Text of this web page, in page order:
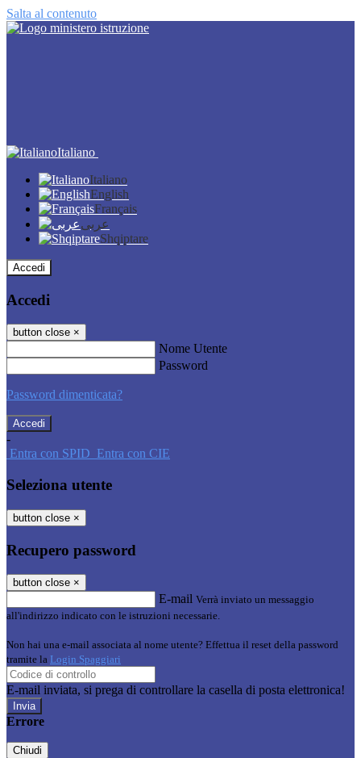
Salta al contenuto
Italiano
Italiano
English
Français
عربى
Shqiptare
Accedi
Accedi
button close ×
Nome Utente
Password
Password dimenticata?
-
Entra con SPID Entra con CIE
Seleziona utente
button close ×
Recupero password
button close ×
E-mail Verrà inviato un messaggio
all'indirizzo indicato con le istruzioni necessarie.
Non hai una e-mail associata al nome utente? Effettua il reset della password
tramite la Login Spaggiari
E-mail inviata, si prega di controllare la casella di posta elettronica!
Errore
Chiudi